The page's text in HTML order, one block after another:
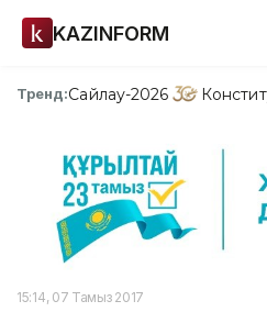
KAZINFORM
Тренд:Сайлау-2026
15:14, 07 Тамыз 2017